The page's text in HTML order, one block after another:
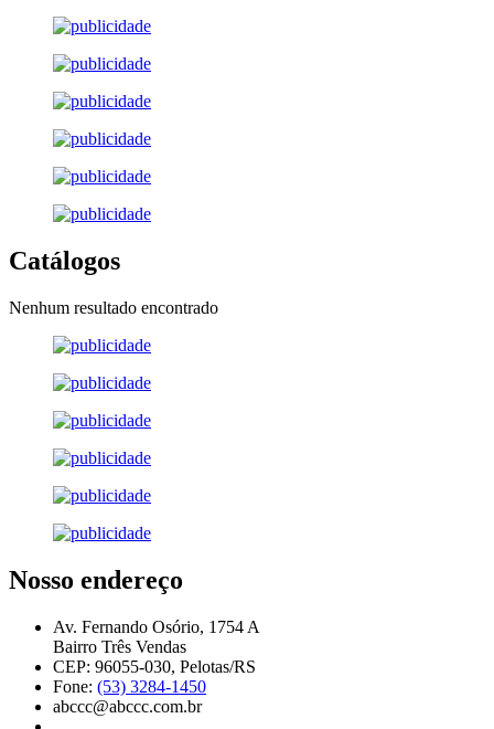
Catálogos
Nenhum resultado encontrado
Nosso endereço
Av. Fernando Osório, 1754 A
Bairro Três Vendas
CEP: 96055-030, Pelotas/RS
Fone: (53) 3284-1450
abccc@abccc.com.br